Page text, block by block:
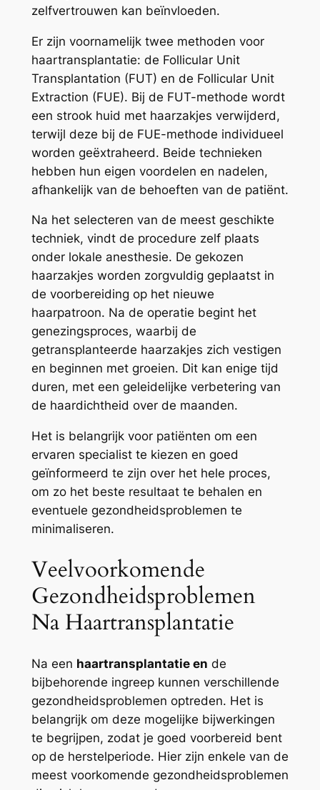
zelfvertrouwen kan beïnvloeden.
Er zijn voornamelijk twee methoden voor
haartransplantatie: de Follicular Unit
Transplantation (FUT) en de Follicular Unit
Extraction (FUE). Bij de FUT-methode wordt
een strook huid met haarzakjes verwijderd,
terwijl deze bij de FUE-methode individueel
worden geëxtraheerd. Beide technieken
hebben hun eigen voordelen en nadelen,
afhankelijk van de behoeften van de patiënt.
Na het selecteren van de meest geschikte
techniek, vindt de procedure zelf plaats
onder lokale anesthesie. De gekozen
haarzakjes worden zorgvuldig geplaatst in
de voorbereiding op het nieuwe
haarpatroon. Na de operatie begint het
genezingsproces, waarbij de
getransplanteerde haarzakjes zich vestigen
en beginnen met groeien. Dit kan enige tijd
duren, met een geleidelijke verbetering van
de haardichtheid over de maanden.
Het is belangrijk voor patiënten om een
ervaren specialist te kiezen en goed
geïnformeerd te zijn over het hele proces,
om zo het beste resultaat te behalen en
eventuele gezondheidsproblemen te
minimaliseren.
Veelvoorkomende
Gezondheidsproblemen
Na Haartransplantatie
Na een haartransplantatie en de
bijbehorende ingreep kunnen verschillende
gezondheidsproblemen optreden. Het is
belangrijk om deze mogelijke bijwerkingen
te begrijpen, zodat je goed voorbereid bent
op de herstelperiode. Hier zijn enkele van de
meest voorkomende gezondheidsproblemen